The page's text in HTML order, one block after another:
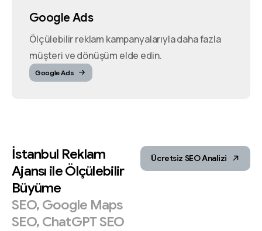
Google Ads
Ölçülebilir reklam kampanyalarıyla daha fazla
müşteri ve dönüşüm elde edin.
Google Ads
İstanbul Reklam
Ajansı ileÖlçülebilir
Büyüme
SEO, Google Maps
SEO, ChatGPTSEO
Ücretsiz SEO Analizi